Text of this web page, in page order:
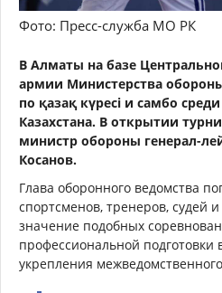
Фото: Пресс-служба МО РК
В Алматы на базе
армии Министерства
по қазақ күресі и самбо
Казахстана. В открытии
министр обороны генерал-
Косанов.
Глава оборонного ведомства
спортсменов, тренеров, судей
значение подобных
профессиональной
укрепления